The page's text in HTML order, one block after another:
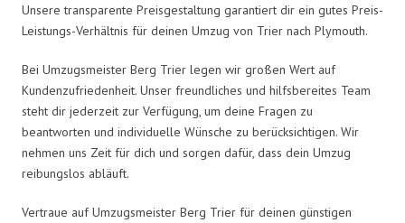
Unsere transparente Preisgestaltung garantiert dir ein gutes Preis-
Leistungs-Verhältnis für deinen Umzug von Trier nach Plymouth.
Bei Umzugsmeister Berg Trier legen wir großen Wert auf
Kundenzufriedenheit. Unser freundliches und hilfsbereites Team
steht dir jederzeit zur Verfügung, um deine Fragen zu
beantworten und individuelle Wünsche zu berücksichtigen. Wir
nehmen uns Zeit für dich und sorgen dafür, dass dein Umzug
reibungslos abläuft.
Vertraue auf Umzugsmeister Berg Trier für deinen günstigen